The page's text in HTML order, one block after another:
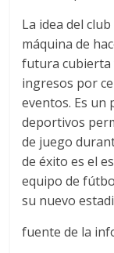
La idea del
máquina de
futura cubierta
ingresos por
eventos. Es un
deportivos
de juego
de éxito es el
equipo de
su nuevo
fuente de la